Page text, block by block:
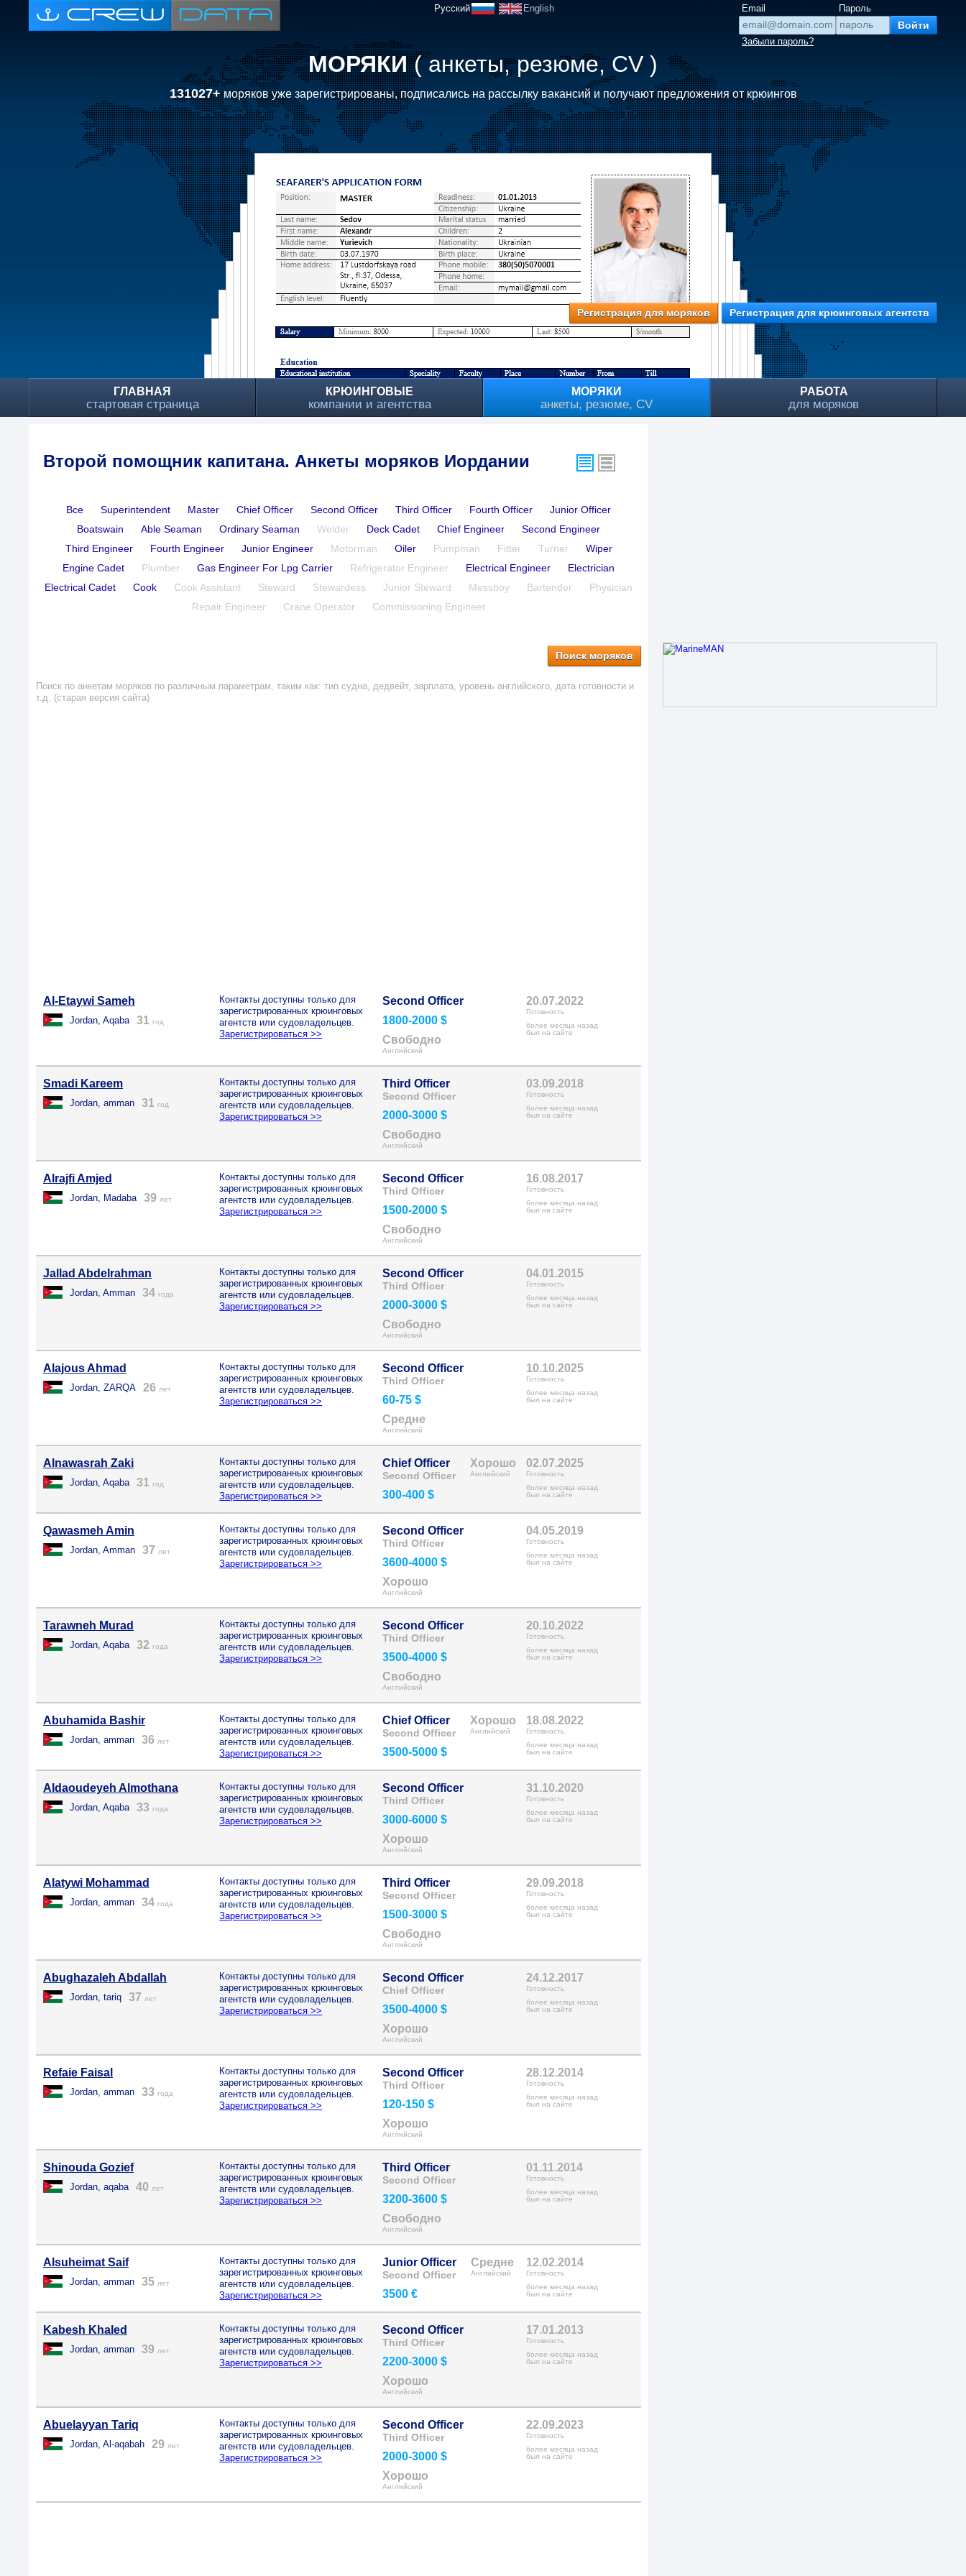
Русский English Email Пароль
Забыли пароль?
МОРЯКИ( анкеты, резюме, CV )
131027+моряков уже зарегистрированы, подписались на рассылку вакансий и получают предложения от крюингов
Регистрация для моряков Регистрация для крюинговых агентств
ГЛАВНАЯ
стартовая страница
КРЮИНГОВЫЕ
компании и агентства
МОРЯКИ
анкеты, резюме, CV
РАБОТА
для моряков
Второй помощник капитана. Анкеты моряков Иордании
Все Superintendent Master Chief Officer Second Officer Third Officer Fourth Officer
Junior Officer
Boatswain
Able Seaman Ordinary Seaman Welder Deck Cadet Chief Engineer
Second Engineer
Third Engineer
Fourth Engineer Junior Engineer Motorman Oiler Pumpman Fitter Turner
Wiper
Engine Cadet
Plumber Gas Engineer For Lpg Carrier Refrigerator Engineer Electrical Engineer
Electrician
Electrical Cadet
Cook Cook Assistant Steward Stewardess Junior Steward Messboy Bartender
Physician
Repair Engineer
Crane Operator Commissioning Engineer
Поиск моряков
Поиск по анкетам моряков по различным параметрам, таким как: тип судна, дедвейт, зарплата, уровень английского, дата готовности и
т.д. (старая версия сайта)
Al-Etaywi Sameh
Jordan, Aqaba 31 год
Контакты доступны только для
зарегистрированных крюинговых
агентств или судовладельцев.
Зарегистрироваться >>
Second Officer
1800-2000 $
Свободно
Английский
20.07.2022
Готовность
более месяца назад
был на сайте
Smadi Kareem
Jordan, amman 31 год
Контакты доступны только для
зарегистрированных крюинговых
агентств или судовладельцев.
Зарегистрироваться >>
Third Officer
Second Officer
2000-3000 $
Свободно
Английский
03.09.2018
Готовность
более месяца назад
был на сайте
Alrajfi Amjed
Jordan, Madaba 39 лет
Контакты доступны только для
зарегистрированных крюинговых
агентств или судовладельцев.
Зарегистрироваться >>
Second Officer
Third Officer
1500-2000 $
Свободно
Английский
16.08.2017
Готовность
более месяца назад
был на сайте
Jallad Abdelrahman
Jordan, Amman 34 года
Контакты доступны только для
зарегистрированных крюинговых
агентств или судовладельцев.
Зарегистрироваться >>
Second Officer
Third Officer
2000-3000 $
Свободно
Английский
04.01.2015
Готовность
более месяца назад
был на сайте
Alajous Ahmad
Jordan, ZARQA 26 лет
Контакты доступны только для
зарегистрированных крюинговых
агентств или судовладельцев.
Зарегистрироваться >>
Second Officer
Third Officer
60-75 $
Средне
Английский
10.10.2025
Готовность
более месяца назад
был на сайте
Alnawasrah Zaki
Jordan, Aqaba 31 год
Контакты доступны только для
зарегистрированных крюинговых
агентств или судовладельцев.
Зарегистрироваться >>
Chief Officer
Second Officer
300-400 $
Хорошо
Английский
02.07.2025
Готовность
более месяца назад
был на сайте
Qawasmeh Amin
Jordan, Amman 37 лет
Контакты доступны только для
зарегистрированных крюинговых
агентств или судовладельцев.
Зарегистрироваться >>
Second Officer
Third Officer
3600-4000 $
Хорошо
Английский
04.05.2019
Готовность
более месяца назад
был на сайте
Tarawneh Murad
Jordan, Aqaba 32 года
Контакты доступны только для
зарегистрированных крюинговых
агентств или судовладельцев.
Зарегистрироваться >>
Second Officer
Third Officer
3500-4000 $
Свободно
Английский
20.10.2022
Готовность
более месяца назад
был на сайте
Abuhamida Bashir
Jordan, amman 36 лет
Контакты доступны только для
зарегистрированных крюинговых
агентств или судовладельцев.
Зарегистрироваться >>
Chief Officer
Second Officer
3500-5000 $
Хорошо
Английский
18.08.2022
Готовность
более месяца назад
был на сайте
Aldaoudeyeh Almothana
Jordan, Aqaba 33 года
Контакты доступны только для
зарегистрированных крюинговых
агентств или судовладельцев.
Зарегистрироваться >>
Second Officer
Third Officer
3000-6000 $
Хорошо
Английский
31.10.2020
Готовность
более месяца назад
был на сайте
Alatywi Mohammad
Jordan, amman 34 года
Контакты доступны только для
зарегистрированных крюинговых
агентств или судовладельцев.
Зарегистрироваться >>
Third Officer
Second Officer
1500-3000 $
Свободно
Английский
29.09.2018
Готовность
более месяца назад
был на сайте
Abughazaleh Abdallah
Jordan, tariq 37 лет
Контакты доступны только для
зарегистрированных крюинговых
агентств или судовладельцев.
Зарегистрироваться >>
Second Officer
Chief Officer
3500-4000 $
Хорошо
Английский
24.12.2017
Готовность
более месяца назад
был на сайте
Refaie Faisal
Jordan, amman 33 года
Контакты доступны только для
зарегистрированных крюинговых
агентств или судовладельцев.
Зарегистрироваться >>
Second Officer
Third Officer
120-150 $
Хорошо
Английский
28.12.2014
Готовность
более месяца назад
был на сайте
Shinouda Gozief
Jordan, aqaba 40 лет
Контакты доступны только для
зарегистрированных крюинговых
агентств или судовладельцев.
Зарегистрироваться >>
Third Officer
Second Officer
3200-3600 $
Свободно
Английский
01.11.2014
Готовность
более месяца назад
был на сайте
Alsuheimat Saif
Jordan, amman 35 лет
Контакты доступны только для
зарегистрированных крюинговых
агентств или судовладельцев.
Зарегистрироваться >>
Junior Officer
Second Officer
3500 €
Средне
Английский
12.02.2014
Готовность
более месяца назад
был на сайте
Kabesh Khaled
Jordan, amman 39 лет
Контакты доступны только для
зарегистрированных крюинговых
агентств или судовладельцев.
Зарегистрироваться >>
Second Officer
Third Officer
2200-3000 $
Хорошо
Английский
17.01.2013
Готовность
более месяца назад
был на сайте
Abuelayyan Tariq
Jordan, Al-aqabah 29 лет
Контакты доступны только для
зарегистрированных крюинговых
агентств или судовладельцев.
Зарегистрироваться >>
Second Officer
Third Officer
2000-3000 $
Хорошо
Английский
22.09.2023
Готовность
более месяца назад
был на сайте